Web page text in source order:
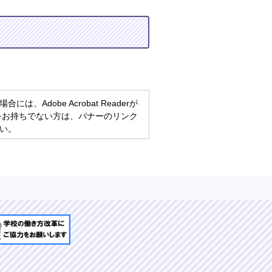
合には、Adobe Acrobat Readerが
持ちでない方は、バナーのリンク
。